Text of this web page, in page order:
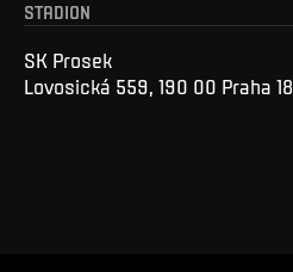
STADION
SK Prosek
Lovosická 559, 190 00 Praha 18